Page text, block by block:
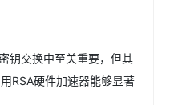
钥交换中至关重要，但其
RSA硬件加速器能够显著